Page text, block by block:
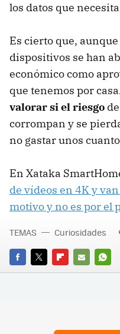
los datos que
Es cierto que,
dispositivos se han
económico como
que tenemos por
valorar si el riesgo
corrompan y se
no gastar unos
En Xataka
de vídeos en 4K y
motivo y no es por el
FACEBOOK
TWITTERFLIPBOARD
E-
TEMAS Curiosidades